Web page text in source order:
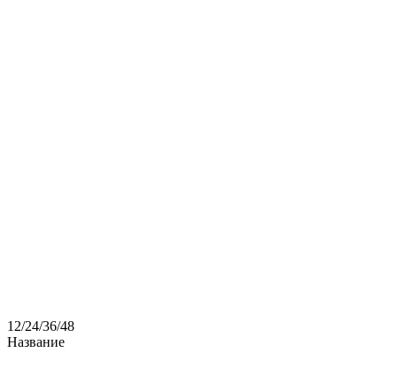
12/24/36/48
Название